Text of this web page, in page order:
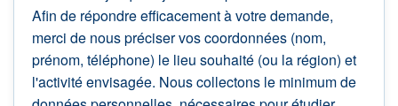
Afin de répondre efficacement à votre demande,
merci de nous préciser vos coordonnées (nom,
prénom, téléphone) le lieu souhaité (ou la région) et
l'activité envisagée. Nous collectons le minimum de